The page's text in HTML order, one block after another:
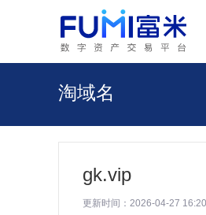
淘域名
gk.vip
更新时间：2026-04-27